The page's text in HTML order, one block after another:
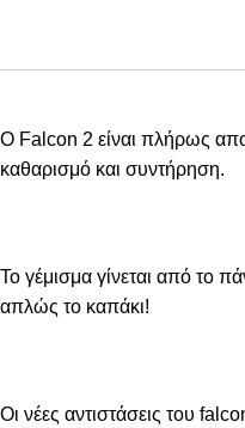
Ο Falcon 2 είναι πλήρως
καθαρισμό και συντήρηση.
Το γέμισμα γίνεται από το
απλώς το καπάκι!
Οι νέες αντιστάσεις του